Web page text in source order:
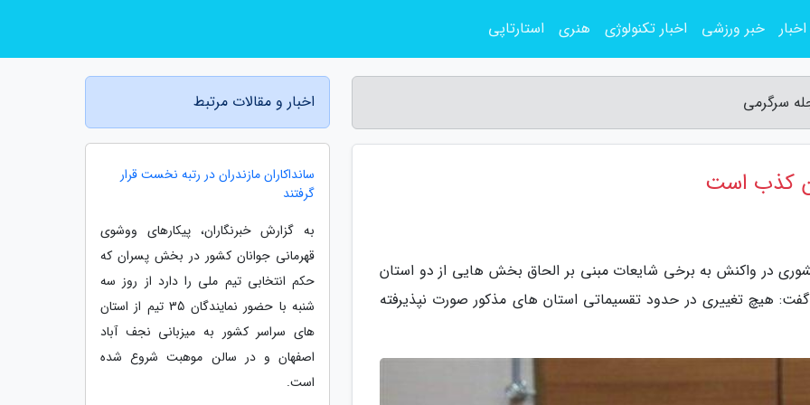
سرگرمی
کذب است
در واکنش به برخی شایعات مبنی بر الحاق بخش هایی از دو استان
هیچ تغییری در حدود تقسیماتی استان های مذکور صورت نپذیرفته
اخبار و مقالات مرتبط
سانداکاران مازندران در رتبه نخست قرار
گرفتند
به گزارش خبرنگاران، پیکارهای ووشوی
قهرمانی جوانان کشور در بخش پسران که
حکم انتخابی تیم ملی را دارد از روز سه
شنبه با حضور نمایندگان 35 تیم از استان
های سراسر کشور به میزبانی نجف آباد
اصفهان و در سالن موهبت شروع شده
است.
اخبار خبر ورزشی اخبار تکنولوژی هنری استارتاپی